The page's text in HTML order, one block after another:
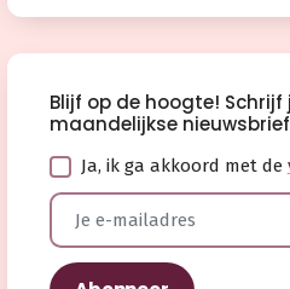
Blijf op de hoogte! Schrijf
maandelijkse nieuwsbrief
Ja, ik ga akkoord met de